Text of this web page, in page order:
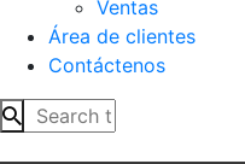
Ventas
Área de clientes
Contáctenos